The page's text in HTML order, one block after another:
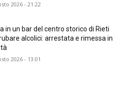
2026 - 21:22
in un bar del centro storico di Rieti
alcolici: arrestata e rimessa in
2026 - 13:01